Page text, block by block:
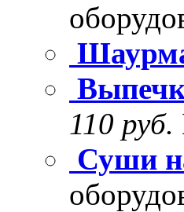
110 руб.
Суши